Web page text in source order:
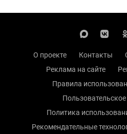
О проекте Контакты
Реклама на сайте
Правила
Политика
Рекомендательные